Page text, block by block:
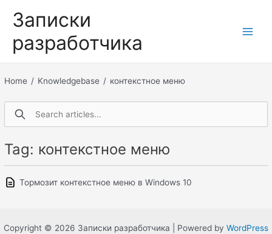
содержимому
Записки
разработчика
Home / Knowledgebase / контекстное меню
Tag: контекстное меню
Тормозит контекстное меню в Windows 10
Copyright © 2026 Записки разработчика | Powered by WordPress